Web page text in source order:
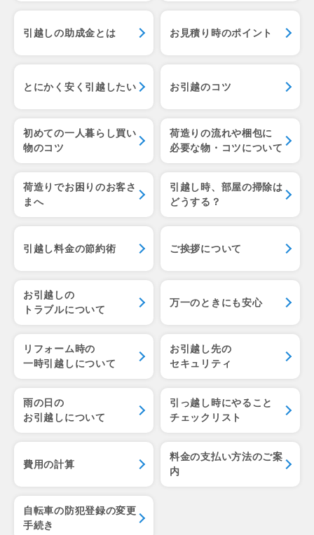
引越しの助成金とは お見積り時のポイント
とにかく安く引越したい お引越のコツ
初めての一人暮らし買い
物のコツ
荷造りの流れや梱包に
必要な物・コツについて
荷造りでお困りのお客さ
まへ
引越し時、部屋の掃除は
どうする？
引越し料金の節約術 ご挨拶について
お引越しの
トラブルについて
万一のときにも安心
リフォーム時の
一時引越しについて
お引越し先の
セキュリティ
雨の日の
お引越しについて
引っ越し時にやること
チェックリスト
費用の計算
料金の支払い方法のご案
内
自転車の防犯登録の変更
手続き